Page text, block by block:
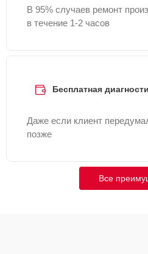
В 95% случаев ремонт
в течение 1-2 часов
Бесплатная
Даже если клиент
позже
Все